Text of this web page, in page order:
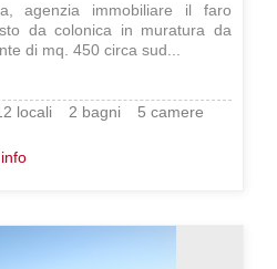
agenzia immobiliare il faro
da colonica in muratura da
di mq. 450 circa sud...
locali 2 bagni 5 camere